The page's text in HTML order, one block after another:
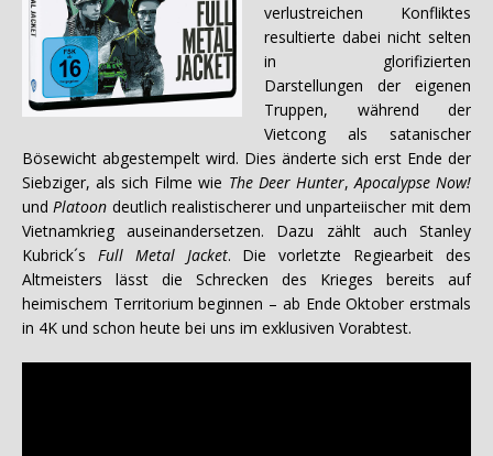
verlustreichen Konfliktes
resultierte dabei nicht selten
in glorifizierten
Darstellungen der eigenen
Truppen, während der
Vietcong als satanischer
Bösewicht abgestempelt wird. Dies änderte sich erst Ende der
Siebziger, als sich Filme wie The Deer Hunter, Apocalypse Now!
und Platoon deutlich realistischerer und unparteiischer mit dem
Vietnamkrieg auseinandersetzen. Dazu zählt auch Stanley
Kubrick´s Full Metal Jacket. Die vorletzte Regiearbeit des
Altmeisters lässt die Schrecken des Krieges bereits auf
heimischem Territorium beginnen – ab Ende Oktober erstmals
in 4K und schon heute bei uns im exklusiven Vorabtest.